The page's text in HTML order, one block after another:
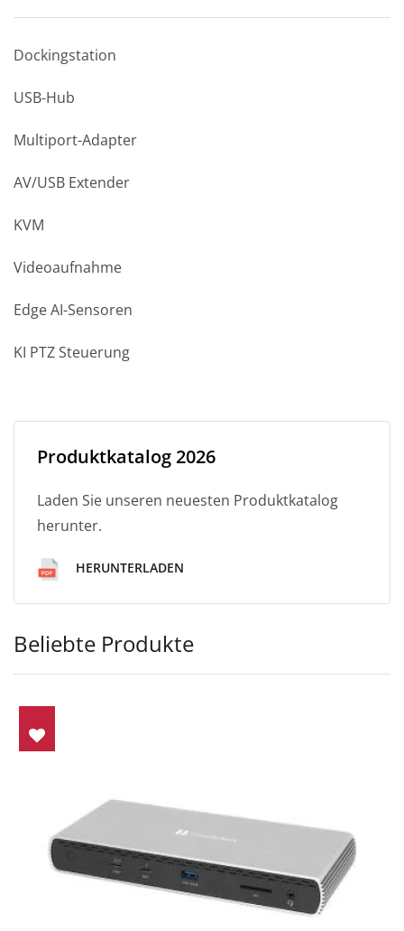
Dockingstation
USB-Hub
Multiport-Adapter
AV/USB Extender
KVM
Videoaufnahme
Edge AI-Sensoren
KI PTZ Steuerung
Produktkatalog 2026
Laden Sie unseren neuesten Produktkatalog
herunter.
HERUNTERLADEN
Beliebte Produkte